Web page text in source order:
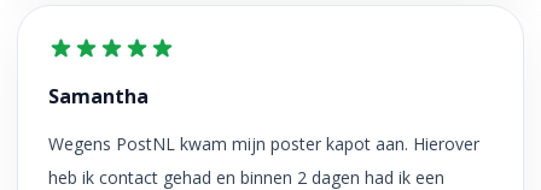
Samantha
Wegens PostNL kwam mijn poster kapot aan. Hierover
heb ik contact gehad en binnen 2 dagen had ik een